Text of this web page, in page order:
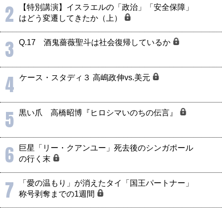
2
【特別講演】イスラエルの「政治」「安全保障」
はどう変遷してきたか（上）
3 Q.17 酒鬼薔薇聖斗は社会復帰しているか
4 ケース・スタディ３ 高嶋政伸vs.美元
5 黒い爪 高橋昭博『ヒロシマいのちの伝言』
6
巨星「リー・クアンユー」死去後のシンガポール
の行く末
7
「愛の温もり」が消えたタイ「国王パートナー」
称号剥奪までの1週間